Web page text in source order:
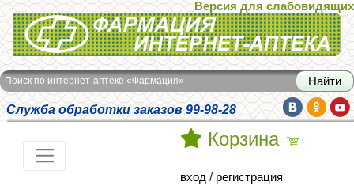
Интернет-аптека Фармация
Версия для слабовидящих
Поиск по интернет-аптеке «Фармация»
Служба обработки заказов 99-98-28
Корзина
вход / регистрация